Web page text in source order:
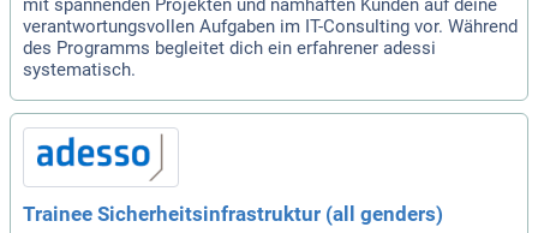
mit spannenden Projekten und namhaften Kunden auf deine
verantwortungsvollen Aufgaben im IT-Consulting vor. Während
des Programms begleitet dich ein erfahrener adessi
systematisch.
Trainee Sicherheitsinfrastruktur (all genders)